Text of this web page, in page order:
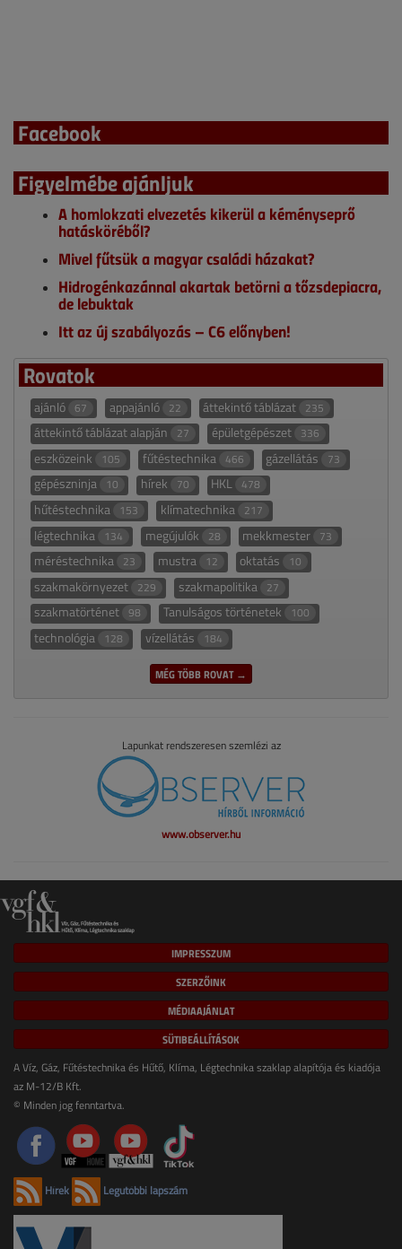
Facebook
Figyelmébe ajánljuk
A homlokzati elvezetés kikerül a kéményseprő
hatásköréből?
Mivel fűtsük a magyar családi házakat?
Hidrogénkazánnal akartak betörni a tőzsdepiacra,
de lebuktak
Itt az új szabályozás – C6 előnyben!
Rovatok
ajánló 67 appajánló 22 áttekintő táblázat 235
áttekintő táblázat alapján 27 épületgépészet 336
eszközeink 105 fűtéstechnika 466 gázellátás 73
gépészninja 10 hírek 70 HKL 478
hűtéstechnika 153 klímatechnika 217
légtechnika 134 megújulók 28 mekkmester 73
méréstechnika 23 mustra 12 oktatás 10
szakmakörnyezet 229 szakmapolitika 27
szakmatörténet 98 Tanulságos történetek 100
technológia 128 vízellátás 184
MÉG TÖBB ROVAT →
Lapunkat rendszeresen szemlézi az
www.observer.hu
IMPRESSZUM
SZERZŐINK
MÉDIAAJÁNLAT
SÜTIBEÁLLÍTÁSOK
A Víz, Gáz, Fűtéstechnika és Hűtő, Klíma, Légtechnika szaklap alapítója és kiadója
az M-12/B Kft.
© Minden jog fenntartva.
Hírek Legutóbbi lapszám